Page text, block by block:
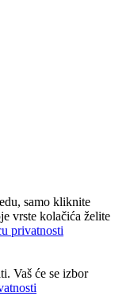
samo kliknite
vrste kolačića želite
privatnosti
Vaš će se izbor